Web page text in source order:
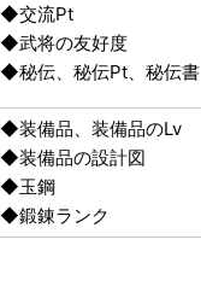
◆交流Pt
◆武将の友好度
◆秘伝、秘伝Pt、秘伝書
◆装備品、装備品のLv
◆装備品の設計図
◆玉鋼
◆鍛錬ランク